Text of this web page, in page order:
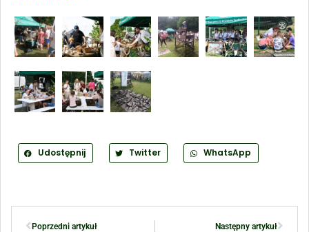
Udostępnij Twitter WhatsApp
Poprzedni artykuł Następny artykuł